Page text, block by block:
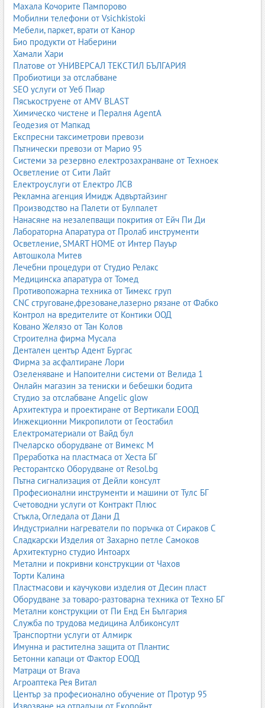
Махала Кочорите Пампорово
Мобилни телефони от Vsichkistoki
Мебели, паркет, врати от Канор
Био продукти от Наберини
Хамали Хари
Платове от УНИВЕРСАЛ ТЕКСТИЛ БЪЛГАРИЯ
Пробиотици за отслабване
SEO услуги от Уеб Пиар
Пясъкоструене от AMV BLAST
Химическо чистене и Пералня AgentA
Геодезия от Мапкад
Експресни таксиметрови превози
Пътнически превози от Марио 95
Системи за резервно електрозахранване от Техноек
Осветление от Сити Лайт
Електроуслуги от Електро ЛСВ
Рекламна агенция Имидж Адвъртайзинг
Производство на Палети от Булпалет
Нанасяне на незалепващи покрития от Ейч Пи Ди
Лабораторна Апаратура от Пролаб инструменти
Осветление, SMART HOME от Интер Пауър
Автошкола Митев
Лечебни процедури от Студио Релакс
Медицинска апаратура от Томед
Противопожарна техника от Тимекс груп
CNC струговане,фрезоване,лазерно рязане от Фабко
Контрол на вредителите от Контики ООД
Ковано Желязо от Тан Колов
Строителна фирма Мусала
Дентален център Адент Бургас
Фирма за асфалтиране Лори
Озеленяване и Напоителни системи от Велида 1
Онлайн магазин за тениски и бебешки бодита
Студио за отслабване Angelic glow
Архитектура и проектиране от Вертикали ЕООД
Инжекционни Микропилоти от Геостабил
Електроматериали от Вайд бул
Пчеларско оборудване от Вимекс М
Преработка на пластмаса от Хеста БГ
Ресторантско Оборудване от Resol.bg
Пътна сигнализация от Дейли консулт
Професионални инструменти и машини от Тулс БГ
Счетоводни услуги от Контракт Плюс
Стъкла, Огледала от Дани Д
Индустриални нагреватели по поръчка от Сираков С
Сладкарски Изделия от Захарно петле Самоков
Архитектурно студио Интоарх
Метални и покривни конструкции от Чахов
Торти Калина
Пластмасови и каучукови изделия от Десин пласт
Оборудване за товаро-разтоварна техника от Техно БГ
Метални конструкции от Пи Енд Ен България
Служба по трудова медицина Албиконсулт
Транспортни услуги от Алмирк
Имунна и растителна защита от Плантис
Бетонни капаци от Фактор ЕООД
Матраци от Brava
Агроаптека Рея Витал
Център за професионално обучение от Протур 95